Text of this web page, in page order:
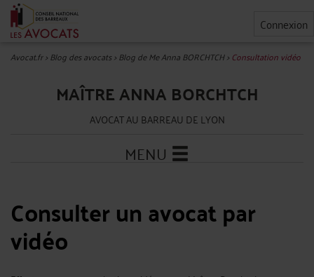
Connexion
Avocat.fr>Blog des avocats>Blog de Me Anna BORCHTCH> Consultation vidéo
MAÎTRE ANNA BORCHTCH
AVOCAT AU BARREAU DE LYON
MENU
Consulter un avocat par
vidéo